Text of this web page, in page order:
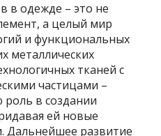
в одежде – это не
а целый мир
и функциональных
металлических
тканей с
частицами –
в создании
ей новые
Дальнейшее развитие